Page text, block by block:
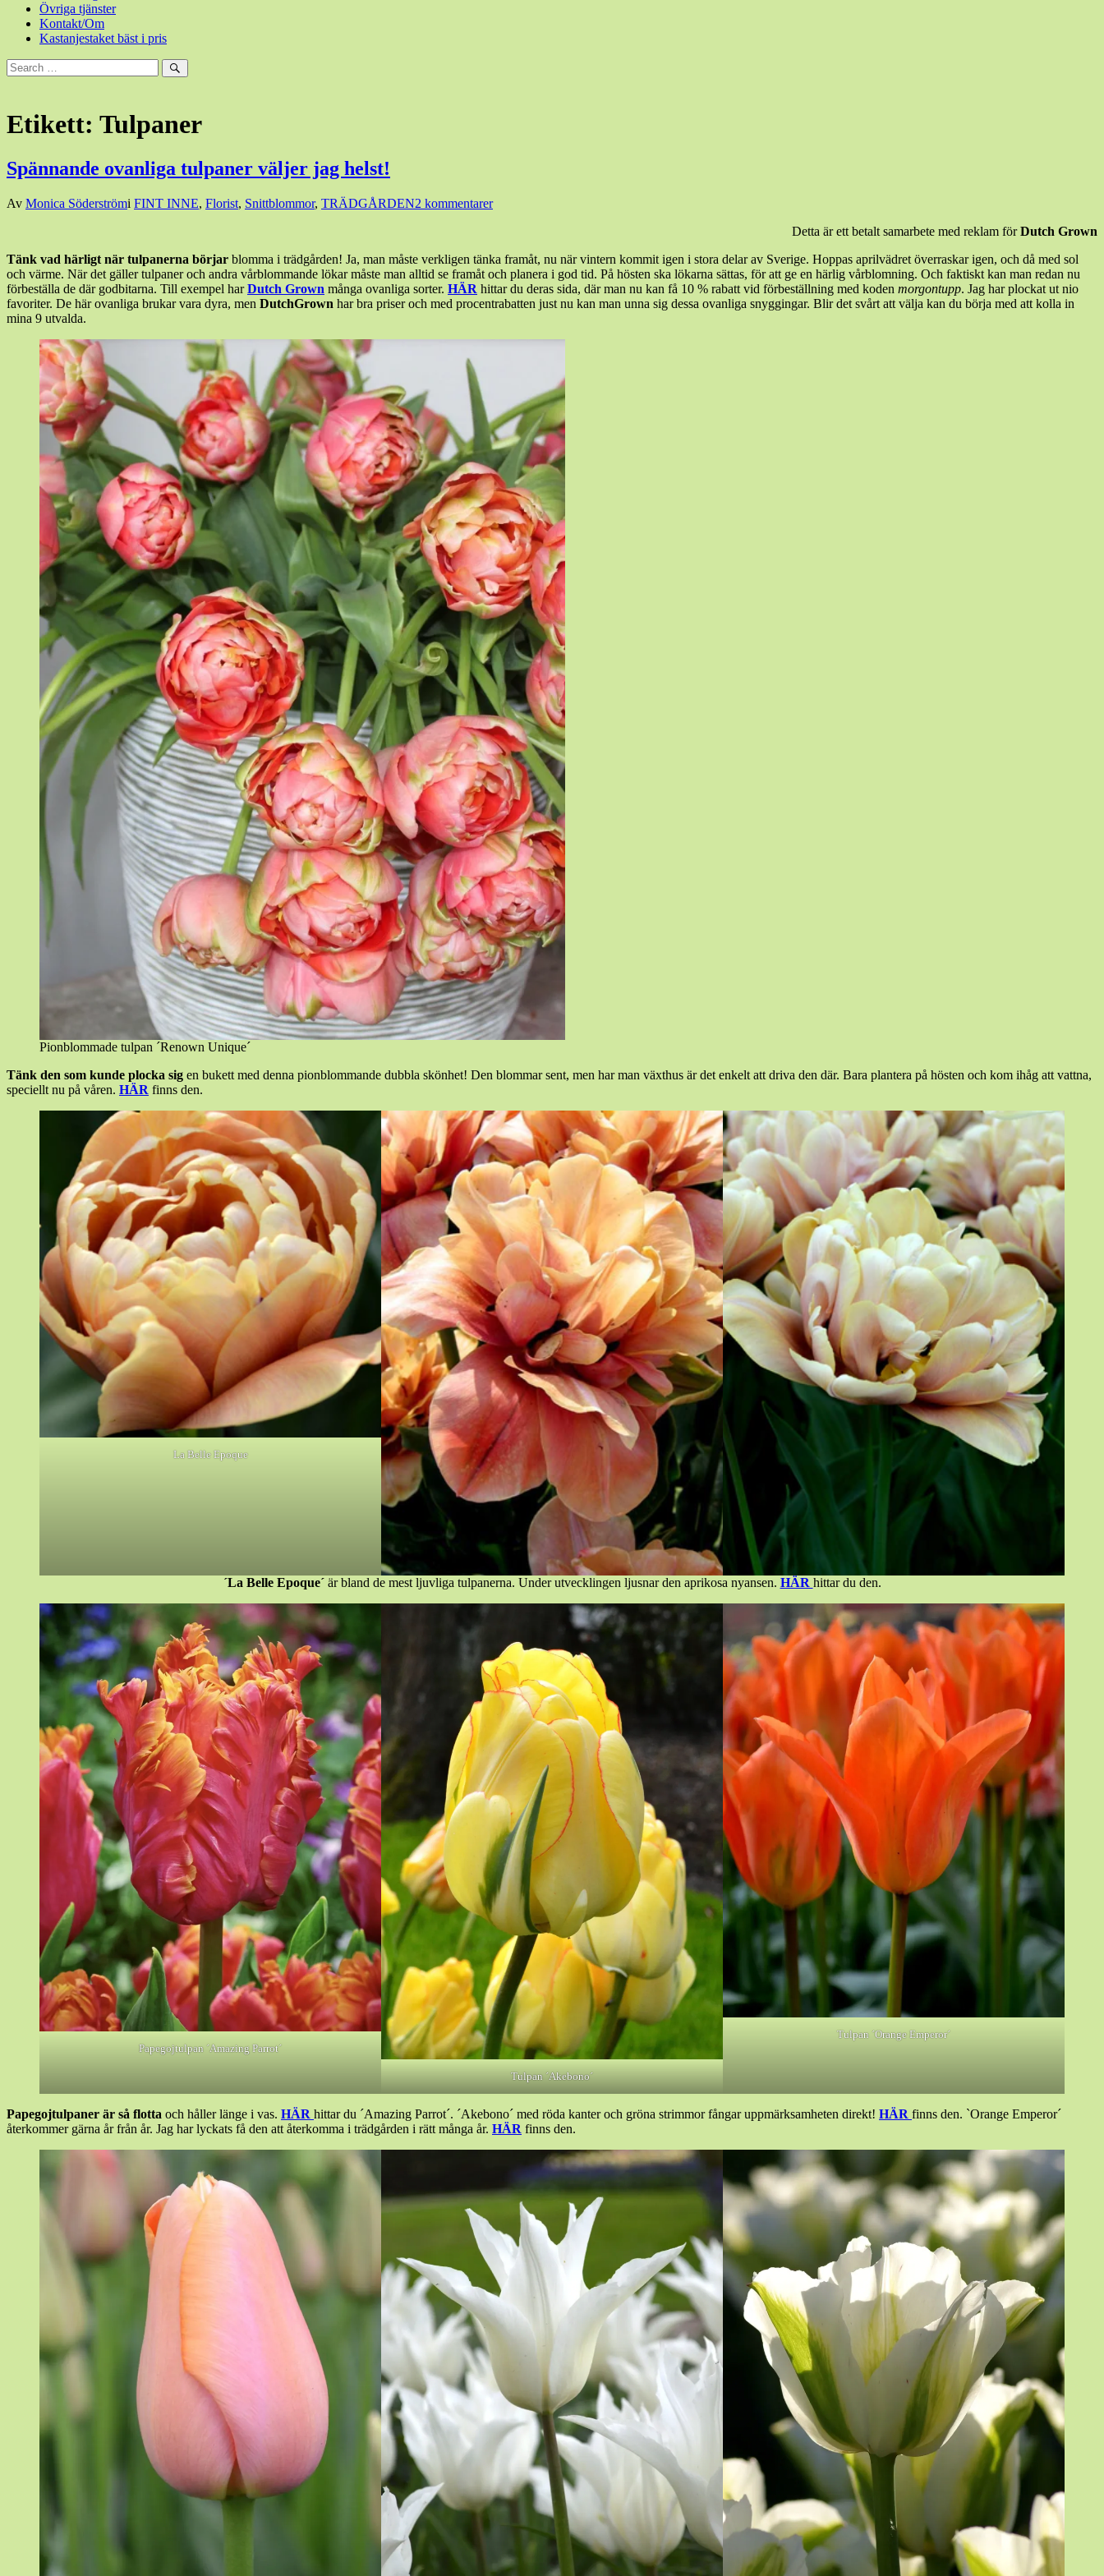
Övriga tjänster
Kontakt/Om
Kastanjestaket bäst i pris
Sök
efter:
Sök
Etikett: Tulpaner
Spännande ovanliga tulpaner väljer jag helst!
Den
september,
2022
Av Monica Söderströmi FINT INNE, Florist, Snittblommor, TRÄDGÅRDEN2 kommentarer
Detta är ett betalt samarbete med reklam förDutch Grown
Tänk vad härligt när tulpanerna börjar blomma i trädgården! Ja, man måste verkligen tänka framåt, nu när vintern kommit igen i stora delar av Sverige. Hoppas aprilvädret överraskar igen, och då med sol
och värme. När det gäller tulpaner och andra vårblommande lökar måste man alltid se framåt och planera i god tid. På hösten ska lökarna sättas, för att ge en härlig vårblomning. Och faktiskt kan man redan nu
förbeställa de där godbitarna. Till exempel harDutch Grown många ovanliga sorter. HÄR hittar du deras sida, där man nu kan få 10 % rabatt vid förbeställning med koden morgontupp. Jag har plockat ut nio
favoriter. De här ovanliga brukar vara dyra, men DutchGrown har bra priser och med procentrabatten just nu kan man unna sig dessa ovanliga snyggingar. Blir det svårt att välja kan du börja med att kolla in
mina 9 utvalda.
Pionblommade tulpan ´Renown Unique´
Tänk den som kunde plocka sig en bukett med denna pionblommande dubbla skönhet! Den blommar sent, men har man växthus är det enkelt att driva den där. Bara plantera på hösten och kom ihåg att vattna,
speciellt nu på våren. HÄR finns den.
La Belle Epoque
´La Belle Epoque´ är bland de mest ljuvliga tulpanerna. Under utvecklingen ljusnar den aprikosa nyansen. HÄR hittar du den.
Papegojtulpan ´Amazing Parrot´
Tulpan ´Akebono´
Tulpan ´Orange Emperor´
Papegojtulpaner är så flotta och håller länge i vas. HÄR hittar du ´Amazing Parrot´. ´Akebono´ med röda kanter och gröna strimmor fångar uppmärksamheten direkt! HÄR finns den. `Orange Emperor´
återkommer gärna år från år. Jag har lyckats få den att återkomma i trädgården i rätt många år. HÄR finns den.